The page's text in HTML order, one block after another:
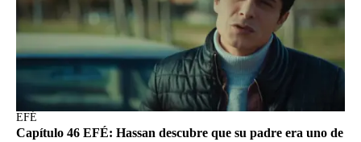
EFÉ
Capítulo 46 EFÉ: Hassan descubre que su padre era uno de